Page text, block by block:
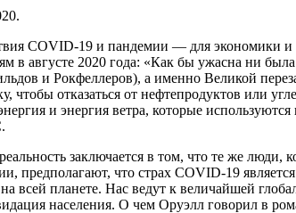
COVID-19 и пандемии — для экономики и
в августе 2020 года: «Как бы ужасна ни
и Рокфеллеров), а именно Великой
чтобы отказаться от нефтепродуктов или
и энергия ветра, которые
заключается в том, что те же люди,
предполагают, что страх COVID-19
всей планете. Нас ведут к величайшей
населения. О чем Оруэлл говорил в